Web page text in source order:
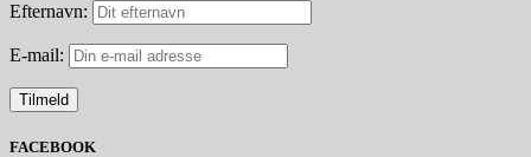
Efternavn:
E-mail:
FACEBOOK